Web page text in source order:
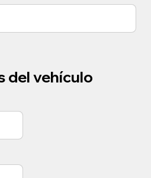
del vehículo